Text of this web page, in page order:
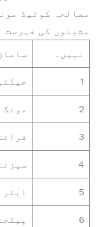
مصالحہ کوٹیڈ
مشینوں کی فہرست
نہیں۔
1
2
3
4
5
6